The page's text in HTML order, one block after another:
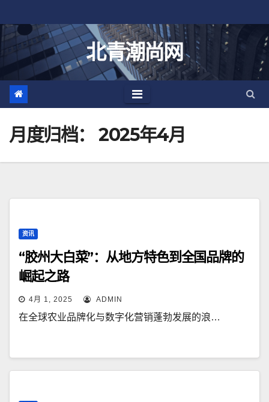
至
北青潮尚网
月度归档： 2025年4月
资讯
“胶州大白菜”：从地方特色到全国品牌的
崛起之路
4月 1, 2025 ADMIN
在全球农业品牌化与数字化营销蓬勃发展的浪…